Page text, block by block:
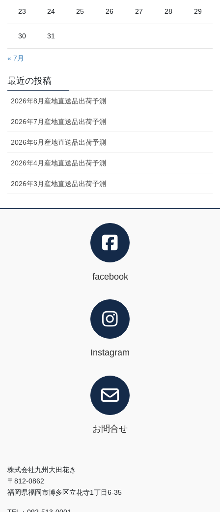
23 24 25 26 27 28 29
30 31
« 7月
最近の投稿
2026年8月産地直送品出荷予測
2026年7月産地直送品出荷予測
2026年6月産地直送品出荷予測
2026年4月産地直送品出荷予測
2026年3月産地直送品出荷予測
facebook
Instagram
お問合せ
株式会社九州大田花き
〒812-0862
福岡県福岡市博多区立花寺1丁目6-35